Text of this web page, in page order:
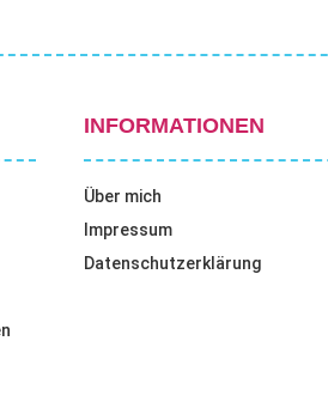
INFORMATIONEN
Über mich
Impressum
Datenschutzerklärung